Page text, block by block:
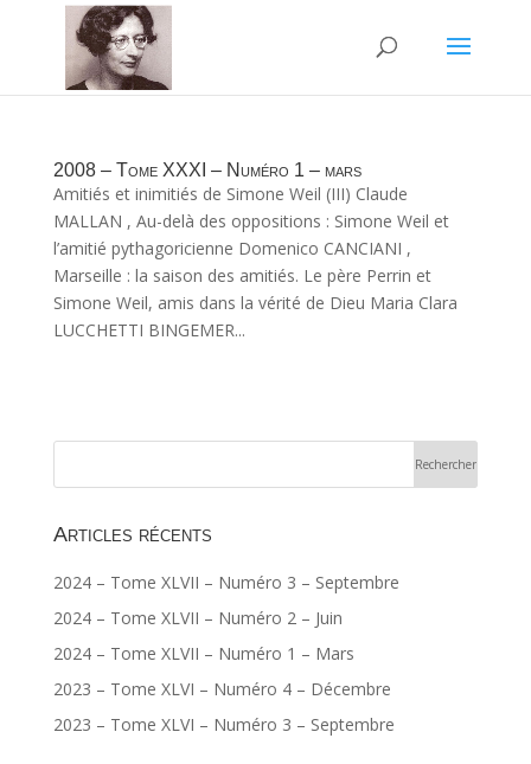
2008 – Tome XXXI – Numéro 1 – mars
Amitiés et inimitiés de Simone Weil (III) Claude
MALLAN , Au-delà des oppositions : Simone Weil et
l’amitié pythagoricienne Domenico CANCIANI ,
Marseille : la saison des amitiés. Le père Perrin et
Simone Weil, amis dans la vérité de Dieu Maria Clara
LUCCHETTI BINGEMER...
Articles récents
2024 – Tome XLVII – Numéro 3 – Septembre
2024 – Tome XLVII – Numéro 2 – Juin
2024 – Tome XLVII – Numéro 1 – Mars
2023 – Tome XLVI – Numéro 4 – Décembre
2023 – Tome XLVI – Numéro 3 – Septembre